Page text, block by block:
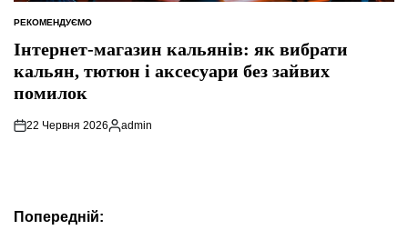
ОПУБЛІКУВАТИ
РЕКОМЕНДУЄМО
Інтернет-магазин кальянів: як вибрати
кальян, тютюн і аксесуари без зайвих
помилок
22 Червня 2026
Опубліковано
admin
Навігація
Попередній: